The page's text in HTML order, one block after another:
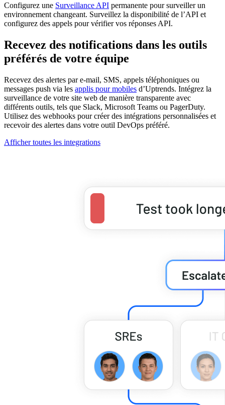
Configurez une Surveillance API permanente pour surveiller un
environnement changeant. Surveillez la disponibilité de l’API et
configurez des appels pour vérifier vos réponses API.
Recevez des notifications dans les outils
préférés de votre équipe
Recevez des alertes par e-mail, SMS, appels téléphoniques ou
messages push via les applis pour mobiles d’Uptrends. Intégrez la
surveillance de votre site web de manière transparente avec
différents outils, tels que Slack, Microsoft Teams ou PagerDuty.
Utilisez des webhooks pour créer des intégrations personnalisées et
recevoir des alertes dans votre outil DevOps préféré.
Afficher toutes les integrations